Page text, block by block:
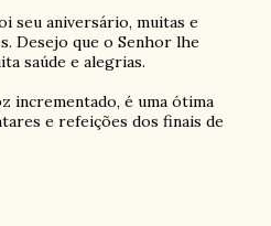
seu aniversário, muitas e
Desejo que o Senhor lhe
saúde e alegrias.
incrementado, é uma ótima
e refeições dos finais de